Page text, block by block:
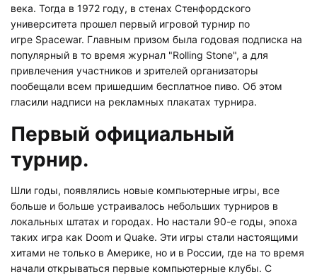
века. Тогда в 1972 году, в стенах Стенфордского
университета прошел первый игровой турнир по
игре Spacewar. Главным призом была годовая подписка на
популярный в то время журнал "Rolling Stone", а для
привлечения участников и зрителей организаторы
пообещали всем пришедшим бесплатное пиво. Об этом
гласили надписи на рекламных плакатах турнира.
Первый официальный
турнир.
Шли годы, появлялись новые компьютерные игры, все
больше и больше устраивалось небольших турниров в
локальных штатах и городах. Но настали 90-е годы, эпоха
таких игра как Doom и Quake. Эти игры стали настоящими
хитами не только в Америке, но и в России, где на то время
начали открываться первые компьютерные клубы. С